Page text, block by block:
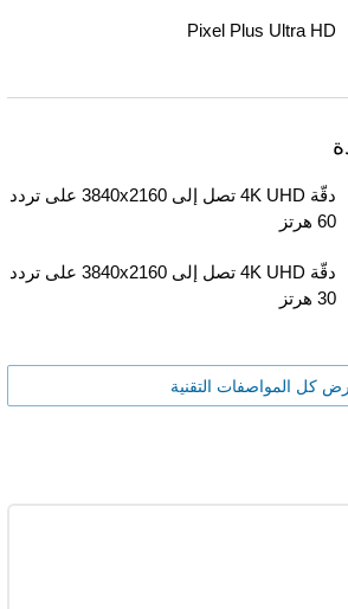
Pixel Plus Ultra HD
دقّة 4K UHD تصل إلى 3840x2160 على تردد
60 هرتز
دقّة 4K UHD تصل إلى 3840x2160 على تردد
30 هرتز
كل المواصفات التقنية